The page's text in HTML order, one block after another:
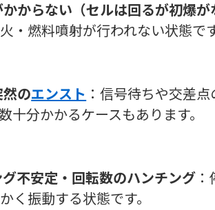
からない（セルは回るが初爆が
・燃料噴射が行われない状態です
のエンスト ：信号待ちや交差
十分かかるケースもあります。
不安定・回転数のハンチング
く振動する状態です。